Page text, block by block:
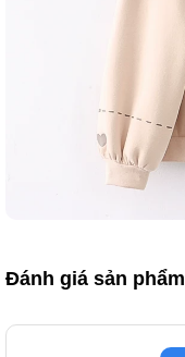
Đánh giá sản phẩm